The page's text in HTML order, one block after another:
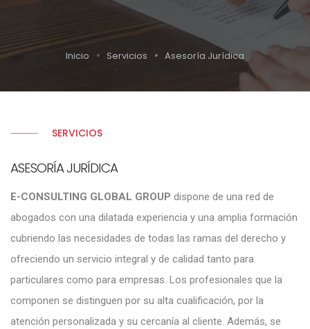
Inicio Servicios Asesoría Jurídica
SERVICIOS
ASESORÍA JURÍDICA
E-CONSULTING GLOBAL GROUP dispone de una red de
abogados con una dilatada experiencia y una amplia formación
cubriendo las necesidades de todas las ramas del derecho y
ofreciendo un servicio integral y de calidad tanto para
particulares como para empresas. Los profesionales que la
componen se distinguen por su alta cualificación, por la
atención personalizada y su cercanía al cliente. Además, se